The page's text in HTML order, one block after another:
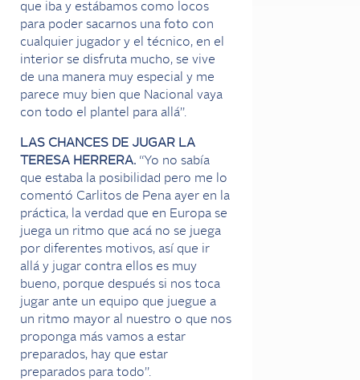
que iba y estábamos como locos
para poder sacarnos una foto con
cualquier jugador y el técnico, en el
interior se disfruta mucho, se vive
de una manera muy especial y me
parece muy bien que Nacional vaya
con todo el plantel para allá”.
LAS CHANCES DE JUGAR LA
TERESA HERRERA. “Yo no sabía
que estaba la posibilidad pero me lo
comentó Carlitos de Pena ayer en la
práctica, la verdad que en Europa se
juega un ritmo que acá no se juega
por diferentes motivos, así que ir
allá y jugar contra ellos es muy
bueno, porque después si nos toca
jugar ante un equipo que juegue a
un ritmo mayor al nuestro o que nos
proponga más vamos a estar
preparados, hay que estar
preparados para todo”.